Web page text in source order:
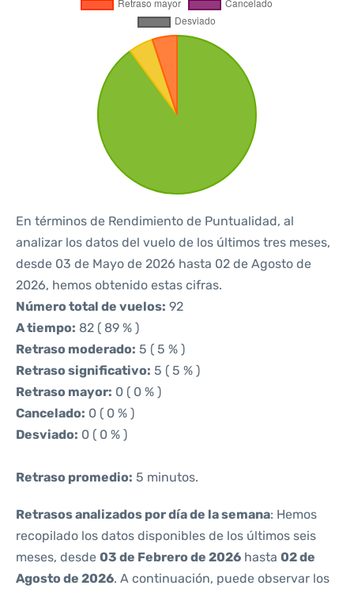
En términos de Rendimiento de Puntualidad, al
analizar los datos del vuelo de los últimos tres meses,
desde 03 de Mayo de 2026 hasta 02 de Agosto de
2026, hemos obtenido estas cifras.
Número total de vuelos: 92
A tiempo: 82 ( 89 % )
Retraso moderado: 5 ( 5 % )
Retraso significativo: 5 ( 5 % )
Retraso mayor: 0 ( 0 % )
Cancelado: 0 ( 0 % )
Desviado: 0 ( 0 % )
Retraso promedio: 5 minutos.
Retrasos analizados por día de la semana: Hemos
recopilado los datos disponibles de los últimos seis
meses, desde 03 de Febrero de 2026 hasta 02 de
Agosto de 2026. A continuación, puede observar los